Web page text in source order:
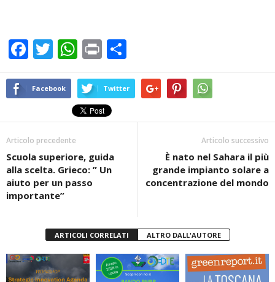
F
a
c
b
o
o
k
T
wi
tt
W
h
at
s
A
p
Pr
in
t
o
n
vi
Facebook Twitter
Articolo precedente
Scuola superiore, guida
alla scelta. Grieco: ” Un
aiuto per un passo
importante”
Articolo successivo
È nato nel Sahara il più
grande impianto solare a
concentrazione del mondo
ARTICOLI CORRELATI ALTRO DALL'AUTORE